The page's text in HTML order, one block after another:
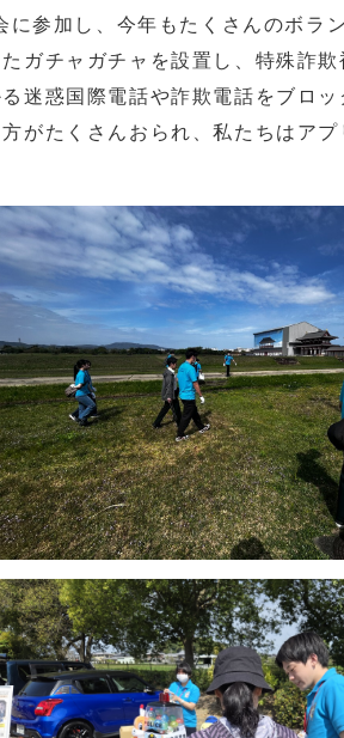
参加し、今年もたくさんのボラ
ガチャガチャを設置し、特殊詐
迷惑国際電話や詐欺電話をブロ
がたくさんおられ、私たちはア